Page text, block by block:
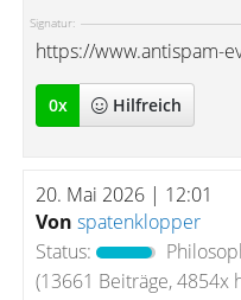
Signatur:
https://www.antispam-
0x Hilfreich
20. Mai 2026 | 12:01
Von spatenklopper
Status:
(13661 Beiträge, 4854x